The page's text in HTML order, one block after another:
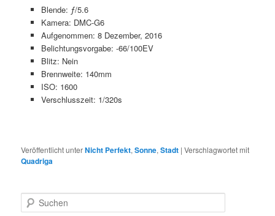
Blende: ƒ/5.6
Kamera: DMC-G6
Aufgenommen: 8 Dezember, 2016
Belichtungsvorgabe: -66/100EV
Blitz: Nein
Brennweite: 140mm
ISO: 1600
Verschlusszeit: 1/320s
Veröffentlicht unterNicht Perfekt,Sonne,Stadt |Verschlagwortet mit
Quadriga
u